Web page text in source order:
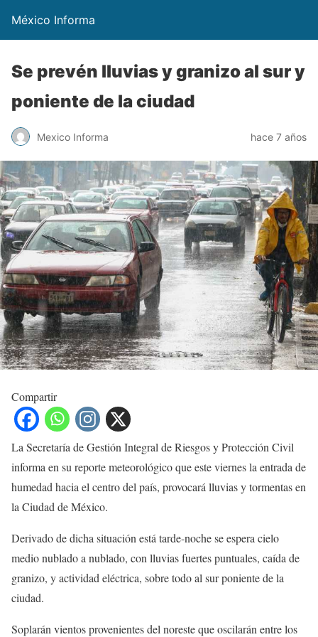
México Informa
Se prevén lluvias y granizo al sur y
poniente de la ciudad
Mexico Informa hace 7 años
Compartir
La Secretaría de Gestión Integral de Riesgos y Protección Civil
informa en su reporte meteorológico que este viernes la entrada de
humedad hacia el centro del país, provocará lluvias y tormentas en
la Ciudad de México.
Derivado de dicha situación está tarde-noche se espera cielo
medio nublado a nublado, con lluvias fuertes puntuales, caída de
granizo, y actividad eléctrica, sobre todo al sur poniente de la
ciudad.
Soplarán vientos provenientes del noreste que oscilarán entre los